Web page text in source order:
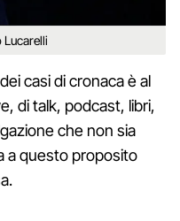
Lucarelli
casi di cronaca è al
di talk, podcast, libri,
che non sia
a questo proposito